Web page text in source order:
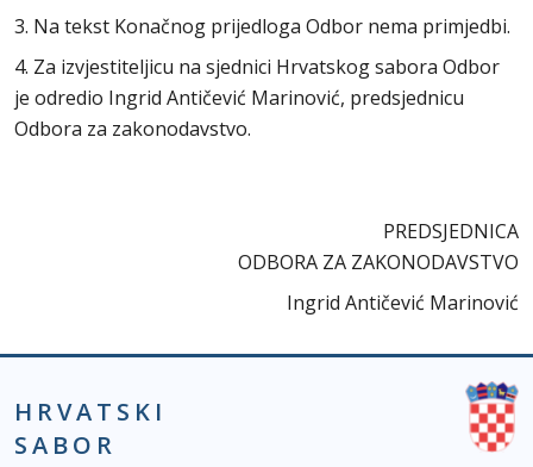
3. Na tekst Konačnog prijedloga Odbor nema primjedbi.
4. Za izvjestiteljicu na sjednici Hrvatskog sabora Odbor
je odredio Ingrid Antičević Marinović, predsjednicu
Odbora za zakonodavstvo.
PREDSJEDNICA
ODBORA ZA ZAKONODAVSTVO
Ingrid Antičević Marinović
HRVATSKI
SABOR